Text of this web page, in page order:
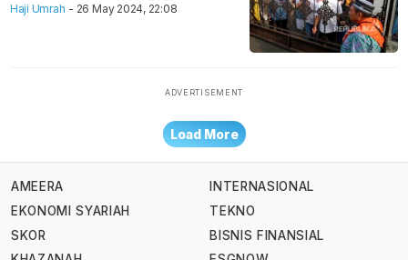
Haji Umrah - 26 May 2024, 22:08
Load More
AMEERA
EKONOMI SYARIAH
SKOR
INTERNASIONAL
TEKNO
BISNIS FINANSIAL